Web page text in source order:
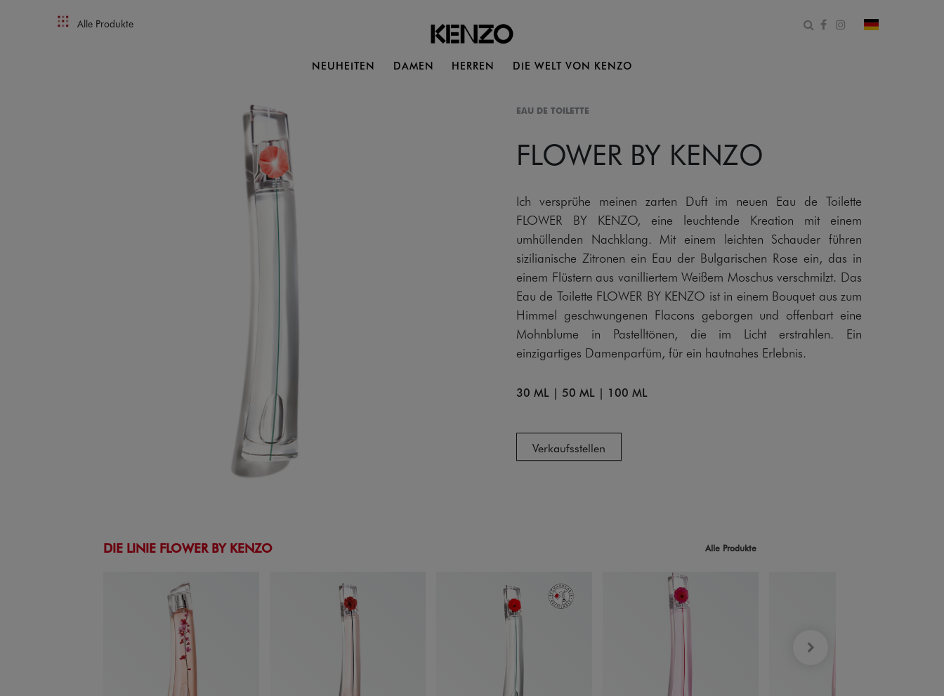
Alle Produkte Suchformular öffnen
Facebook
Instagram
Land und
NEUHEITEN DAMEN HERREN DIE WELT VON KENZO
EAU DE TOILETTE
FLOWER BY KENZO
Ich versprühe meinen zarten Duft im neuen Eau de Toilette
FLOWER BY KENZO, eine leuchtende Kreation mit einem
umhüllenden Nachklang. Mit einem leichten Schauder führen
sizilianische Zitronen ein Eau der Bulgarischen Rose ein, das in
einem Flüstern aus vanilliertem Weißem Moschus verschmilzt. Das
Eau de Toilette FLOWER BY KENZO ist in einem Bouquet aus zum
Himmel geschwungenen Flacons geborgen und offenbart eine
Mohnblume in Pastelltönen, die im Licht erstrahlen. Ein
einzigartiges Damenparfüm, für ein hautnahes Erlebnis.
30 ML | 50 ML | 100 ML
Verkaufsstellen
DIE LINIE FLOWER BY KENZO Alle Produkte